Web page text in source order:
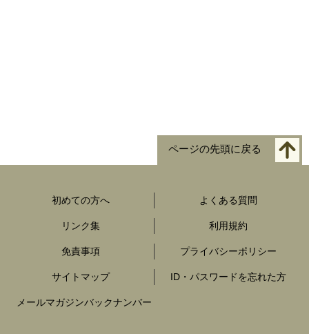
ページの先頭に戻る
初めての方へ よくある質問
リンク集 利用規約
免責事項 プライバシーポリシー
サイトマップ ID・パスワードを忘れた方
メールマガジンバックナンバー